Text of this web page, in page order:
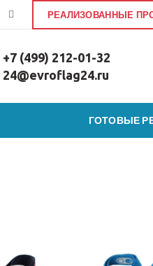
РЕАЛИЗОВАННЫЕ
+7 (499) 212-01-32
24@evroflag24.ru
ГОТОВЫЕ